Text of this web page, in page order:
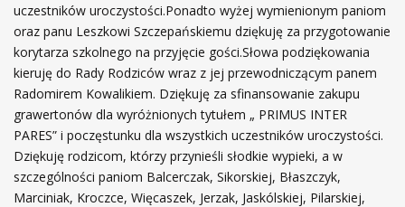
uczestników uroczystości.Ponadto wyżej wymienionym paniom
oraz panu Leszkowi Szczepańskiemu dziękuję za przygotowanie
korytarza szkolnego na przyjęcie gości.Słowa podziękowania
kieruję do Rady Rodziców wraz z jej przewodniczącym panem
Radomirem Kowalikiem. Dziękuję za sfinansowanie zakupu
grawertonów dla wyróżnionych tytułem „ PRIMUS INTER
PARES” i poczęstunku dla wszystkich uczestników uroczystości.
Dziękuję rodzicom, którzy przynieśli słodkie wypieki, a w
szczególności paniom Balcerczak, Sikorskiej, Błaszczyk,
Marciniak, Kroczce, Więcaszek, Jerzak, Jaskólskiej, Pilarskiej,